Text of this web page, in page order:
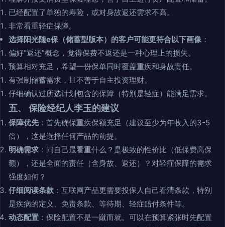
已经配置了单独的寿险，或对身故返还需求不高。
非常看重轻症保障。
选择阳光随e保（储蓄型版本）的客户可能更符合以下画像 ：
偏好“返还”概念，觉得保费不返还是一种心理上的损失。
预算相对充足，希望一份保单同时覆盖重疾和身故责任。
有强制储蓄需求，且不善于自主投资理财。
仔细确认过所选计划包含的保障（特别是轻症）能满足需求。
五、 保险经纪人李玉的建议
保障优先 ：首先确保重疾保额充足（建议至少为年收入的3-5
倍），这是选择任何产品的前提。
明确需求 ：问自己最看重什么？是极致的性价比（低保费高保
额），还是全面的责任（含身故、返还）？对轻症保障的需求
强度如何？
仔细阅读条款 ：互联网产品更需要投保人自己看清条款，特别
是疾病的定义、免责条款、等待期、轻症赔付条件等。
动态配置 ：保险配置不是一蹴而就。可以在预算紧张时先配置